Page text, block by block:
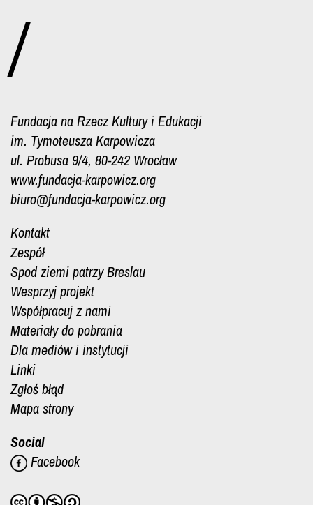
/
Fundacja na Rzecz Kultury i Edukacji
im. Tymoteusza Karpowicza
ul. Probusa 9/4, 80-242 Wrocław
www.fundacja-karpowicz.org
biuro@fundacja-karpowicz.org
Kontakt
Zespół
Spod ziemi patrzy Breslau
Wesprzyj projekt
Współpracuj z nami
Materiały do pobrania
Dla mediów i instytucji
Linki
Zgłoś błąd
Mapa strony
Social
Facebook